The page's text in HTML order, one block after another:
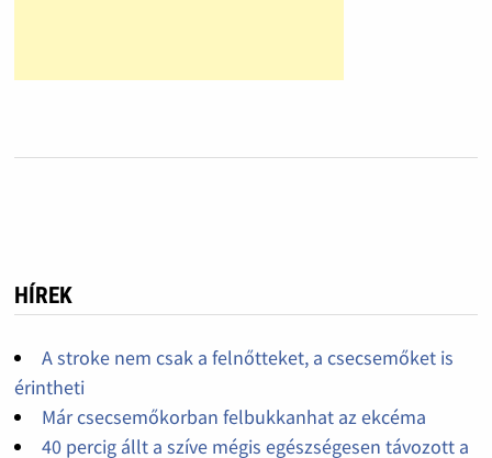
HÍREK
A stroke nem csak a felnőtteket, a csecsemőket is
érintheti
Már csecsemőkorban felbukkanhat az ekcéma
40 percig állt a szíve mégis egészségesen távozott a